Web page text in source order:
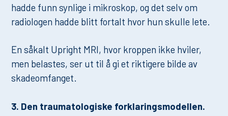
hadde funn synlige i mikroskop, og det selv om
radiologen hadde blitt fortalt hvor hun skulle lete.
En såkalt Upright MRI, hvor kroppen ikke hviler,
men belastes, ser ut til å gi et riktigere bilde av
skadeomfanget.
3. Den traumatologiske forklaringsmodellen.